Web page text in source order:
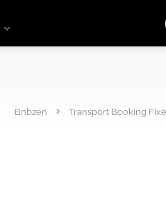
Bnbzen Transport Booking